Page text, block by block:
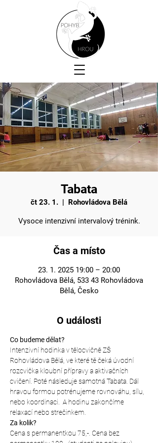
Tabata
čt 23. 1.
  |
Rohovládova Bělá
Vysoce intenzivní intervalový trénink.
Čas a místo
23. 1. 2025 19:00 – 20:00
Rohovládova Bělá, 533 43 Rohovládova
Bělá, Česko
O události
Co budeme dělat?
Intenzivní hodinka v tělocvičně ZŠ
Rohovládova Bělá, ve které tě čeká úvodní
rozcvička kloubní přípravy a aktivačních
cvičení. Poté následuje samotná Tabata. Dál
hravou formou potrénujeme rovnováhu, sílu,
nebo koordinaci.  A hodinu zakončíme
relaxací nebo strečinkem.
Za kolik?
Cena s permanentkou 75,-. Cena bez